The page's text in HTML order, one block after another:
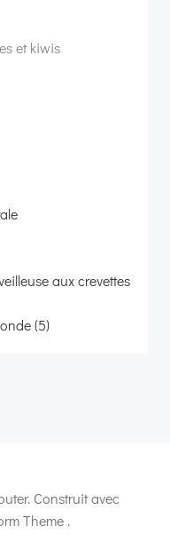
et kiwis
aux crevettes
(5)
Construit avec
Theme .